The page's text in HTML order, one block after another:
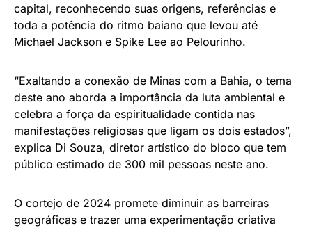
capital, reconhecendo suas origens, referências e
toda a potência do ritmo baiano que levou até
Michael Jackson e Spike Lee ao Pelourinho.
“Exaltando a conexão de Minas com a Bahia, o tema
deste ano aborda a importância da luta ambiental e
celebra a força da espiritualidade contida nas
manifestações religiosas que ligam os dois estados”,
explica Di Souza, diretor artístico do bloco que tem
público estimado de 300 mil pessoas neste ano.
O cortejo de 2024 promete diminuir as barreiras
geográficas e trazer uma experimentação criativa